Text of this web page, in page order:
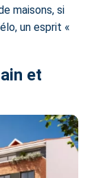
maisons, si
un esprit «
et